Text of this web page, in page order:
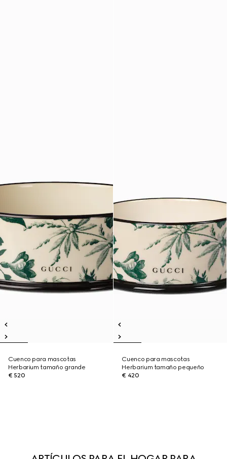
Cuenco para mascotas
Herbarium tamaño grande
€ 520
Cuenco para mascotas
Herbarium tamaño pequeño
€ 420